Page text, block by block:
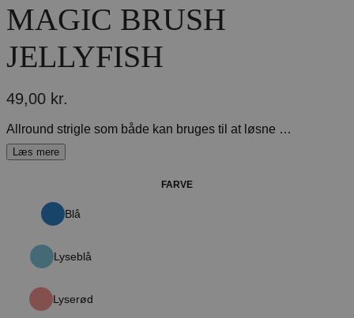
MAGIC BRUSH
JELLYFISH
49,00 kr.
Allround strigle som både kan bruges til at løsne mudder i pelsen samt fjerne løse hår på hesten og i underlag og dækkener.
FARVE
Blå
Lyseblå
Lyserød